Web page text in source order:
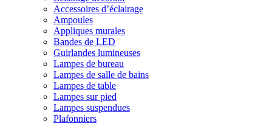
Accessoires d’éclairage
Ampoules
Appliques murales
Bandes de LED
Guirlandes lumineuses
Lampes de bureau
Lampes de salle de bains
Lampes de table
Lampes sur pied
Lampes suspendues
Plafonniers